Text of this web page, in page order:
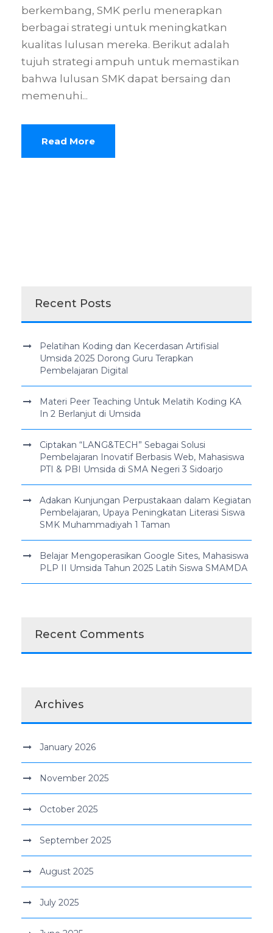
berkembang, SMK perlu menerapkan
berbagai strategi untuk meningkatkan
kualitas lulusan mereka. Berikut adalah
tujuh strategi ampuh untuk memastikan
bahwa lulusan SMK dapat bersaing dan
memenuhi...
Read More
Recent Posts
Pelatihan Koding dan Kecerdasan Artifisial
Umsida 2025 Dorong Guru Terapkan
Pembelajaran Digital
Materi Peer Teaching Untuk Melatih Koding KA
In 2 Berlanjut di Umsida
Ciptakan “LANG&TECH” Sebagai Solusi
Pembelajaran Inovatif Berbasis Web, Mahasiswa
PTI & PBI Umsida di SMA Negeri 3 Sidoarjo
Adakan Kunjungan Perpustakaan dalam Kegiatan
Pembelajaran, Upaya Peningkatan Literasi Siswa
SMK Muhammadiyah 1 Taman
Belajar Mengoperasikan Google Sites, Mahasiswa
PLP II Umsida Tahun 2025 Latih Siswa SMAMDA
Recent Comments
Archives
January 2026
November 2025
October 2025
September 2025
August 2025
July 2025